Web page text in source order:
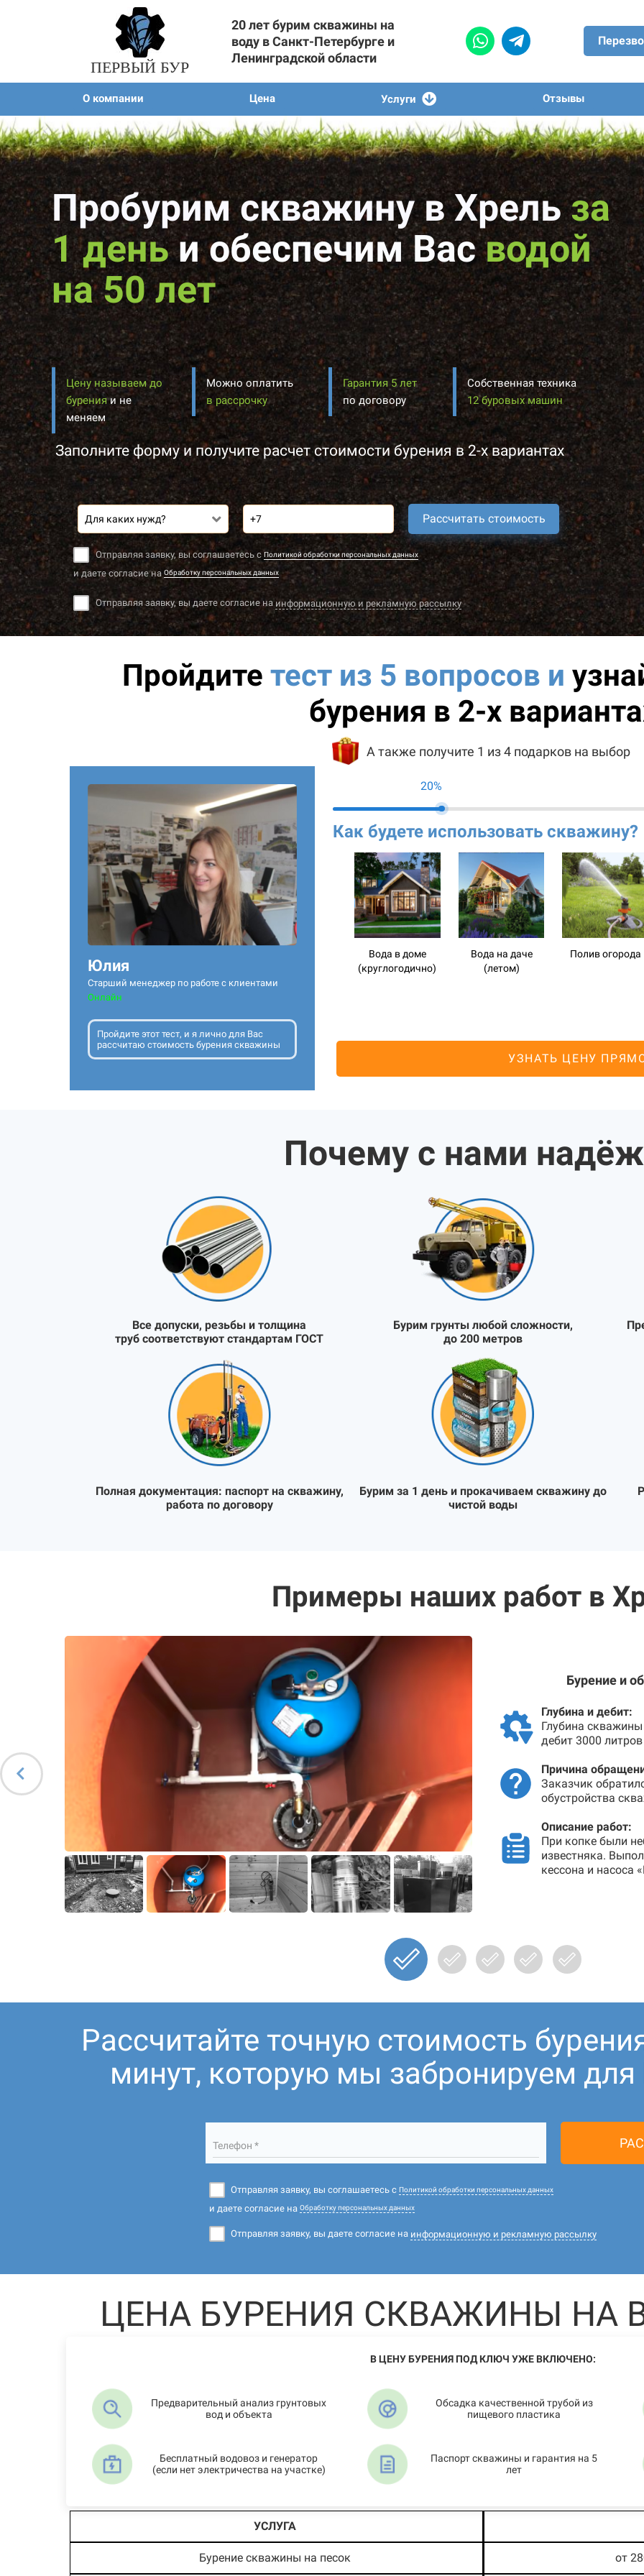
ПЕРВЫЙ БУР
20 лет бурим скважины на
воду в Санкт-Петербурге и
Ленинградской области
О компании Цена Услуги Отзывы
Пробурим скважину в Хрельза
1 день и обеспечим Васводой
на 50 лет
Цену называем до
буренияи не
меняем
Собственная техника
12 буровых машин
Гарантия 5 лет
по договору
Для каких нужд? Рассчитать стоимость
Отправляя заявку, вы соглашаетесь сПолитикой обработки персональных данных
и даете согласие на Обработку персональных данных
Отправляя заявку, вы даете согласие наинформационную и рекламную рассылку
Можно оплатить
в рассрочку
Заполните форму и получите расчет стоимости бурения в 2-х вариантах
Пройдите тест из 5 вопросов и
бурения в 2-х
А также получите 1 из 4 подарков на выбор
Юлия
Старший менеджер по работе с клиентами
Онлайн
Пройдите этот тест, и я лично для Вас
рассчитаю стоимость бурения скважины
20%
Как будете использовать скважину?
Вода в доме
(круглогодично)
Вода на даче
(летом)
Полив огорода
УЗНАТЬ ЦЕНУ
Почему с нами
Все допуски, резьбы и толщина
труб соответствуют стандартам ГОСТ
Бурим грунты любой сложности,
до 200 метров
Полная документация: паспорт на скважину,
работа по договору
Бурим за 1 день и прокачиваем скважину до
чистой воды
Примеры наших работ в
Бурение и
Глубина и дебит:
Глубина
дебит 3000
Причина
Заказчик
обустройства
Описание работ:
При копке были
известняка.
кессона и насоса
Рассчитайте точную стоимость
минут, которую мы забронируем для
Телефон *
Отправляя заявку, вы соглашаетесь с Политикой обработки персональных данных
и даете согласие на Обработку персональных данных
Отправляя заявку, вы даете согласие на информационную и рекламную рассылку
ЦЕНА БУРЕНИЯ СКВАЖИНЫ НА
В ЦЕНУ БУРЕНИЯ ПОД КЛЮЧ УЖЕ ВКЛЮЧЕНО:
Предварительный анализ грунтовых
вод и объекта
Бесплатный водовоз и генератор
(если нет электричества на участке)
Обсадка качественной трубой из
пищевого пластика
Паспорт скважины и гарантия на 5
лет
УСЛУГА
Бурение скважины на песок от